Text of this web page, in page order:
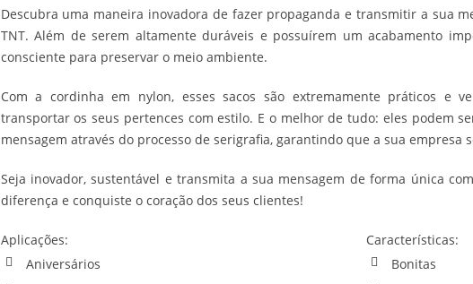
Descubra uma maneira inovadora de fazer propaganda e transmitir a sua
TNT. Além de serem altamente duráveis e possuírem um acabamento
consciente para preservar o meio ambiente.
Com a cordinha em nylon, esses sacos são extremamente práticos e
transportar os seus pertences com estilo. E o melhor de tudo: eles podem
mensagem através do processo de serigrafia, garantindo que a sua empresa
Seja inovador, sustentável e transmita a sua mensagem de forma única
diferença e conquiste o coração dos seus clientes!
Aplicações:
Aniversários
Características:
Bonitas